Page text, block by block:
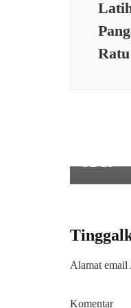
ODGJ
Alamat email
Komentar